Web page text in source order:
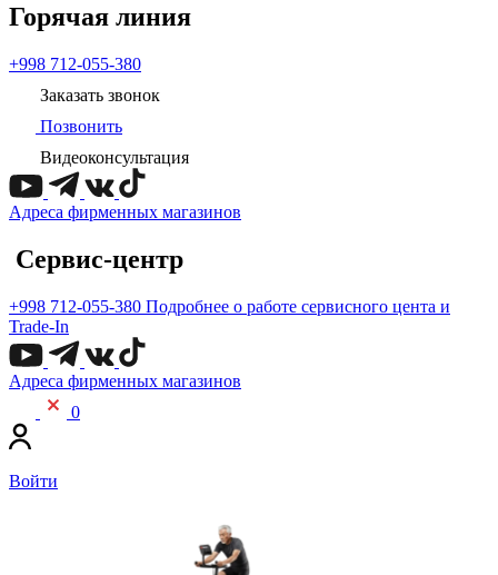
Горячая линия
+998 712-055-380
Заказать звонок
Позвонить
Видеоконсультация
Адреса фирменных магазинов
Сервис-центр
+998 712-055-380 Подробнее о работе сервисного цента и
Trade-In
Адреса фирменных магазинов
0
Войти